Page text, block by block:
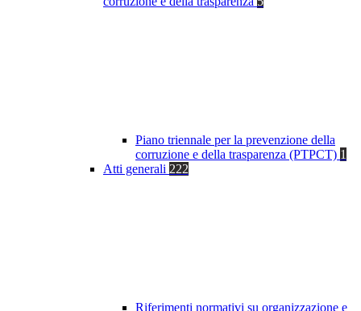
Piano triennale per la prevenzione della
corruzione e della trasparenza (PTPCT) 1
Atti generali 222
Riferimenti normativi su organizzazione e